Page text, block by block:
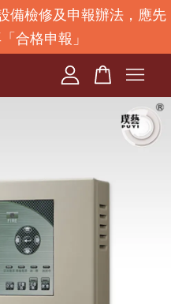
備檢修及申報辦法，應先
合格申報」
還是空的。